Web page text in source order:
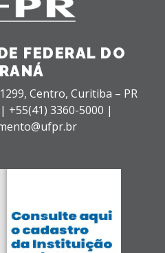
FEDERAL DO
Centro, Curitiba – PR
+55(41) 3360-5000 |